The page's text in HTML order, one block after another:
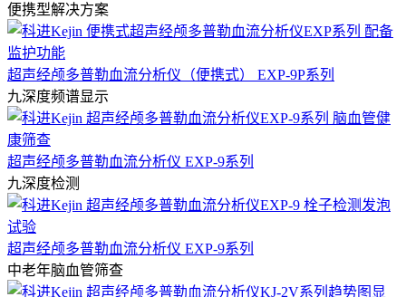
便携型解决方案
超声经颅多普勒血流分析仪（便携式） EXP-9P系列
九深度频谱显示
超声经颅多普勒血流分析仪 EXP-9系列
九深度检测
超声经颅多普勒血流分析仪 EXP-9系列
中老年脑血管筛查